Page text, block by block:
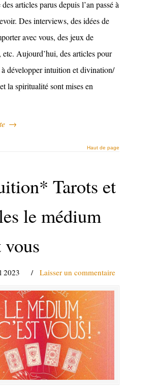
articles parus depuis l’an passé à
Des interviews, des idées de
avec vous, des jeux de
Aujourd’hui, des articles pour
développer intuition et divination/
la spiritualité sont mises en
→
Haut de page
Tarots et
le médium
vous
2023 / Laisser un commentaire